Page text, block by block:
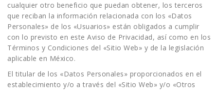
cualquier otro beneficio que puedan obtener, los terceros
que reciban la información relacionada con los «Datos
Personales» de los «Usuarios» están obligados a cumplir
con lo previsto en este Aviso de Privacidad, así como en los
Términos y Condiciones del «Sitio Web» y de la legislación
aplicable en México.
El titular de los «Datos Personales» proporcionados en el
establecimiento y/o a través del «Sitio Web» y/o «Otros